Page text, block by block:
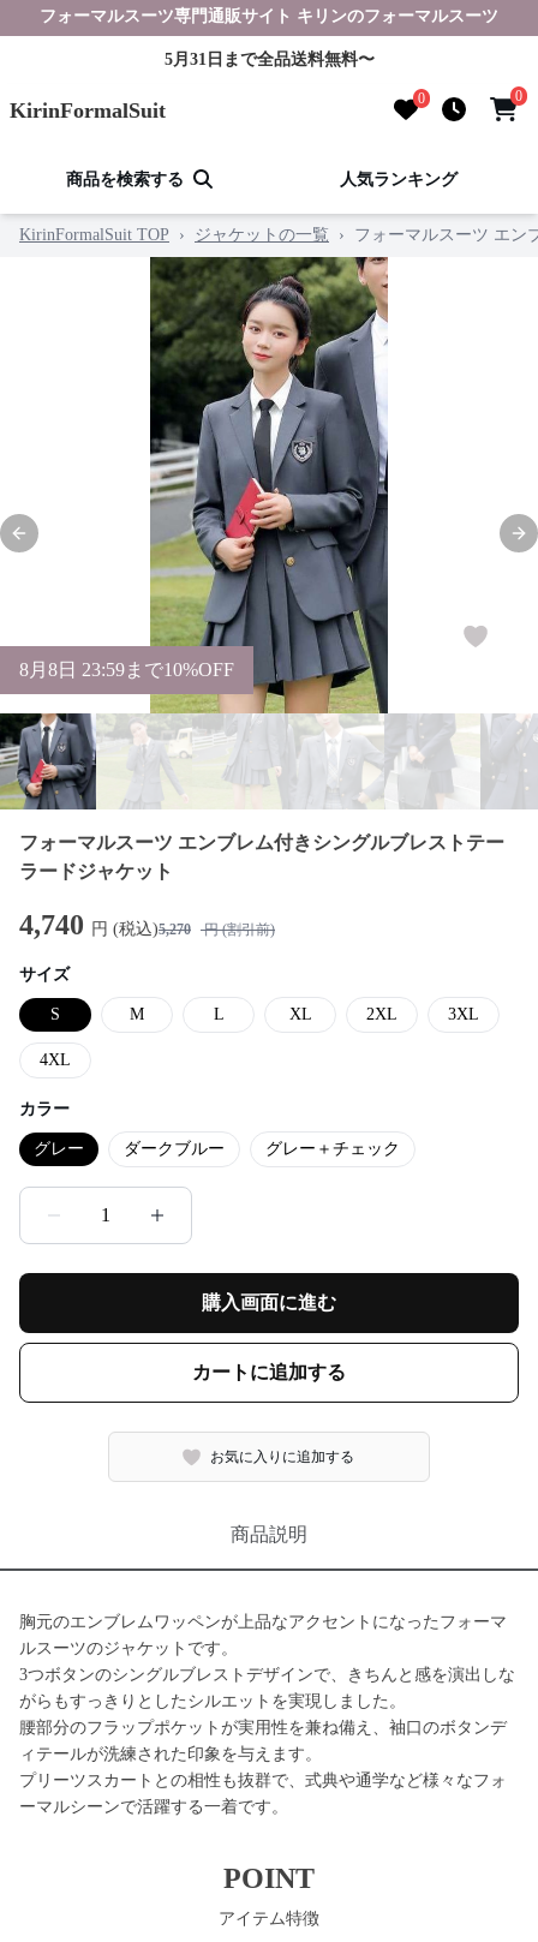
フォーマルスーツ専門通販サイト キリンのフォーマルスーツ
5月31日まで全品送料無料〜
KirinFormalSuit 0 0
商品を検索する 人気ランキング
KirinFormalSuit TOP › ジャケットの一覧 › フォーマルスーツ エン
Previous slide
8月 8日 23:59まで10%OFF
フォーマルスーツ エンブレム付きシングルブレストテー
ラードジャケット
4,740 円 (税込)5,270 円 (割引前)
サイズ
S M L XL 2XL 3XL
4XL
カラー
グレー ダークブルー グレー＋チェック
1
購入画面に進む
カートに追加する
お気に入りに追加する
商品説明
胸元のエンブレムワッペンが上品なアクセントになったフォーマ
ルスーツのジャケットです。
3つボタンのシングルブレストデザインで、きちんと感を演出しな
がらもすっきりとしたシルエットを実現しました。
腰部分のフラップポケットが実用性を兼ね備え、袖口のボタンデ
ィテールが洗練された印象を与えます。
プリーツスカートとの相性も抜群で、式典や通学など様々なフォ
ーマルシーンで活躍する一着です。
POINT
アイテム特徴